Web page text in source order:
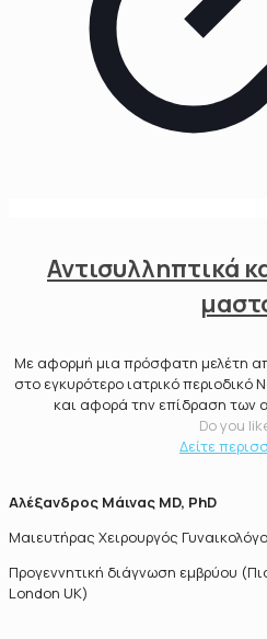
Αντισυλληπτικά
Με αφορμή μια πρόσφατη μελέτη
στο εγκυρότερο ιατρικό
και αφορά την επίδραση των
Do you
Δείτε
Αλέξανδρος Μάινας MD, PhD
Μαιευτήρας Χειρουργός
Προγεννητική διάγνωση εμβρύου
London UK)